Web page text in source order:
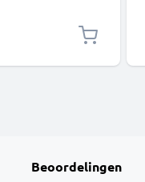
Beoordelingen